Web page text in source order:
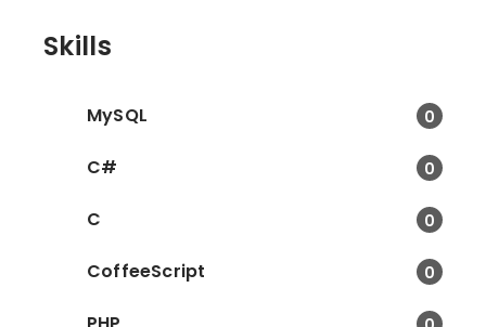
Skills
MySQL 0
C# 0
C 0
CoffeeScript 0